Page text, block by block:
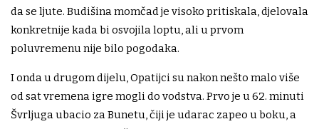
da se ljute. Budišina momčad je visoko pritiskala, djelovala
konkretnije kada bi osvojila loptu, ali u prvom
poluvremenu nije bilo pogodaka.
I onda u drugom dijelu, Opatijci su nakon nešto malo više
od sat vremena igre mogli do vodstva. Prvo je u 62. minuti
Švrljuga ubacio za Bunetu, čiji je udarac zapeo u boku, a